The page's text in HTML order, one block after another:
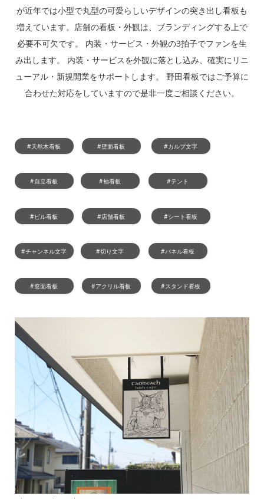
が近年では小型で丸型の可愛らしいデザインの突き出し看板も
増えています。店舗の看板・外観は、ブランディングする上で
必要不可欠です。
内装・サービス・外観の3拍子でファンを生
み出します。 内装・サービスを外観に落とし込み、確実にリニ
ューアル・新規開業をサポートします。
野田看板ではご予算に
合わせた対応をしていますので是非一度ご相談ください。
#天然木看板 #壁面看板 #カルプ文字
#自立看板 #袖看板 #テント
#ビル看板 #店舗看板 #シート看板
#チャンネル文字 #切り文字 #パネル看板
#窓面看板 #アクリル看板 #スタンド看板